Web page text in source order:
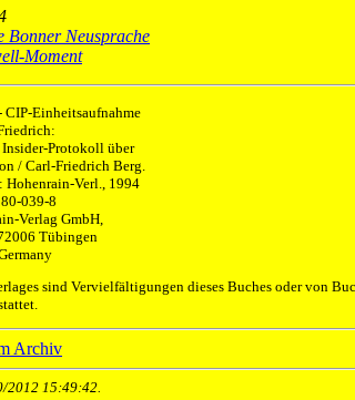
Bonner Neusprache
Moment
Einheitsaufnahme
Protokoll über
/ Carl-Friedrich Berg.
Verl., 1994
039-8
Verlag GmbH,
Tübingen
sind Vervielfältigungen dieses Buches oder von
Archiv
2012 15:49:42.